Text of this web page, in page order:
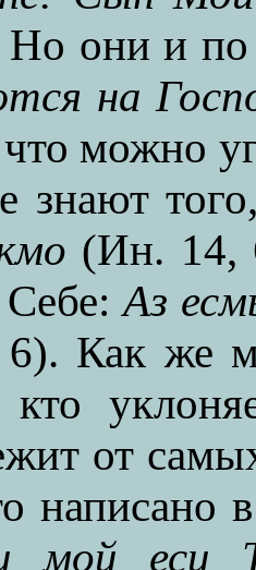
они и по
на
можно
знают
(Ин. 14,
Себе:Аз
Как же
кто
от
написано
мой еси